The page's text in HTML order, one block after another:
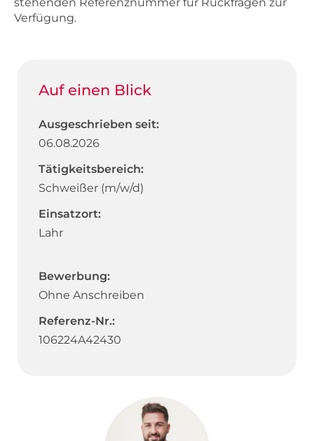
stehenden Referenznummer für Rückfragen zur
Verfügung.
Auf einen Blick
Ausgeschrieben seit:
06.08.2026
Tätigkeitsbereich:
Schweißer (m/w/d)
Einsatzort:
Lahr
Bewerbung:
Ohne Anschreiben
Referenz-Nr.:
106224A42430